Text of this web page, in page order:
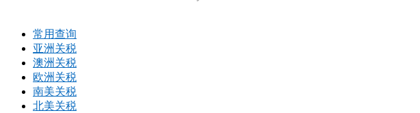
常用查询
亚洲关税
澳洲关税
欧洲关税
南美关税
北美关税